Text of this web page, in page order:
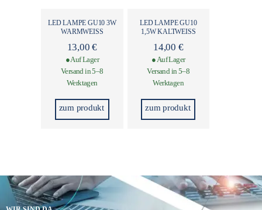
LED LAMPE GU10 3W
WARMWEISS
13,00€
● Auf Lager
Versand in 5–8
Werktagen
zum produkt
LED LAMPE GU10
1,5W KALTWEISS
14,00 €
● Auf Lager
Versand in 5–8
Werktagen
zum produkt